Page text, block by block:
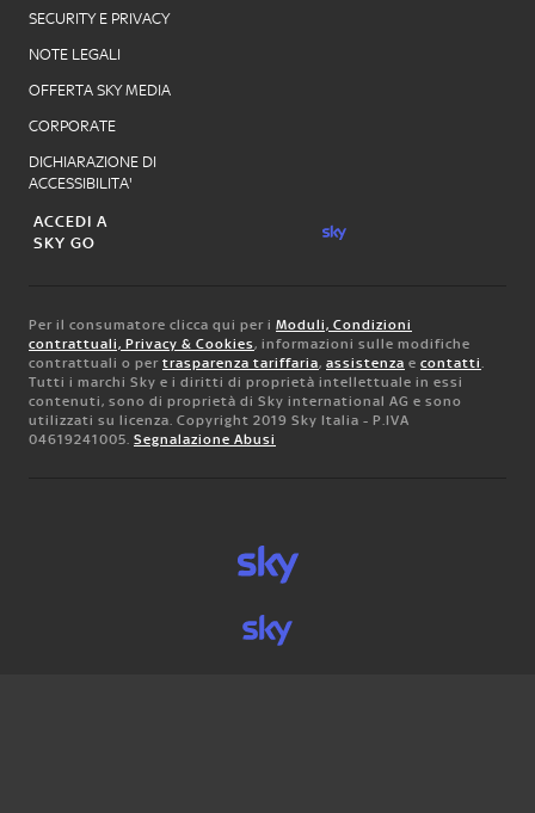
SECURITY E PRIVACY
NOTE LEGALI
OFFERTA SKY MEDIA
CORPORATE
DICHIARAZIONE DI
ACCESSIBILITA'
ACCEDI A
SKY GO
Per il consumatore clicca qui per i Moduli, Condizioni
contrattuali, Privacy & Cookies, informazioni sulle modifiche
contrattuali o per trasparenza tariffaria, assistenza e contatti.
Tutti i marchi Sky e i diritti di proprietà intellettuale in essi
contenuti, sono di proprietà di Sky international AG e sono
utilizzati su licenza. Copyright 2019 Sky Italia - P.IVA
04619241005. Segnalazione Abusi